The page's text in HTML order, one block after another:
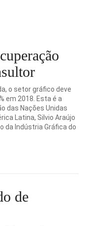
o setor gráfico deve
em 2018. Esta é a
das Nações Unidas
Latina, Silvio Araújo
da Indústria Gráfica do
de